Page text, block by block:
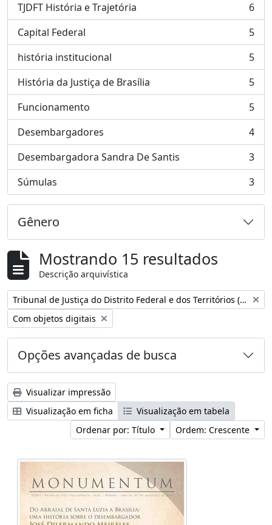
TJDFT História e Trajetória
, 6 resultados
6
Capital Federal
, 5 resultados
5
história institucional
, 5 resultados
5
História da Justiça de Brasília
, 5 resultados
5
Funcionamento
, 5 resultados
5
Desembargadores
, 4 resultados
4
Desembargadora Sandra De Santis
, 3 resultados
3
Súmulas
, 3 resultados 3
Gênero
Mostrando 15 resultados
Descrição arquivística
Remover filtro:
Tribunal de Justiça do Distrito Federal e dos Territórios (Brasil)
Remover filtro:
Com objetos digitais
Opções avançadas de busca
Visualizar impressão
Visualização em ficha
Visualização em tabela
Ordenar por: Título
Ordem: Crescente